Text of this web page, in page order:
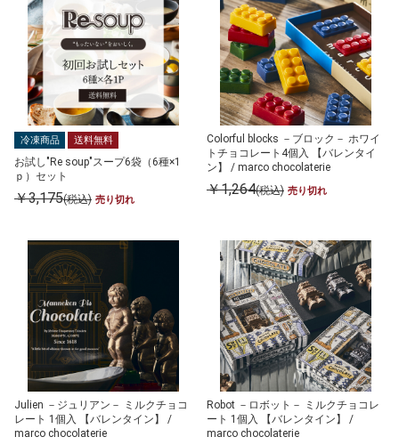
冷凍商品 送料無料
お試し"Re soup"スープ6袋（6種×1
ｐ）セット
￥3,175(税込) 売り切れ
Colorful blocks －ブロック－ ホワイ
トチョコレート4個入 【バレンタイ
ン】 / marco chocolaterie
￥1,264(税込) 売り切れ
Julien －ジュリアン－ ミルクチョコ
レート 1個入 【バレンタイン】 /
marco chocolaterie
Robot －ロボット－ ミルクチョコレ
ート 1個入 【バレンタイン】 /
marco chocolaterie